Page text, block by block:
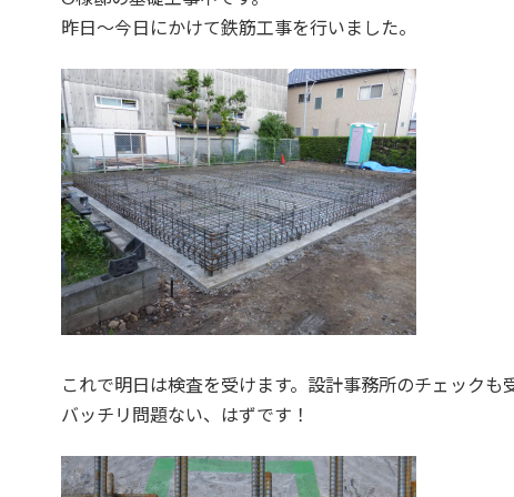
日
昨日～今日にかけて鉄筋工事を行いました。
これで明日は検査を受けます。設計事務所のチェックも
バッチリ問題ない、はずです！